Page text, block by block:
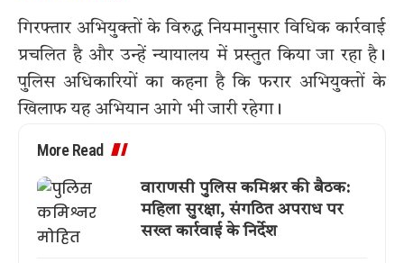
गिरफ्तार अभियुक्तों के विरुद्ध नियमानुसार विधिक कार्रवाई
प्रचलित है और उन्हें न्यायालय में प्रस्तुत किया जा रहा है।
पुलिस अधिकारियों का कहना है कि फरार अभियुक्तों के
खिलाफ यह अभियान आगे भी जारी रहेगा।
More Read
वाराणसी पुलिस कमिश्नर की बैठक:
महिला सुरक्षा, संगठित अपराध पर
सख्त कार्रवाई के निर्देश